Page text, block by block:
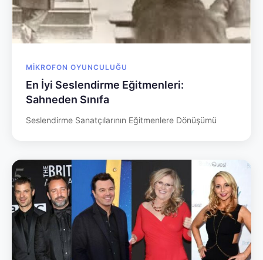
MIKROFON OYUNCULUĞU
En İyi Seslendirme Eğitmenleri:
Sahneden Sınıfa
Seslendirme Sanatçılarının Eğitmenlere Dönüşümü